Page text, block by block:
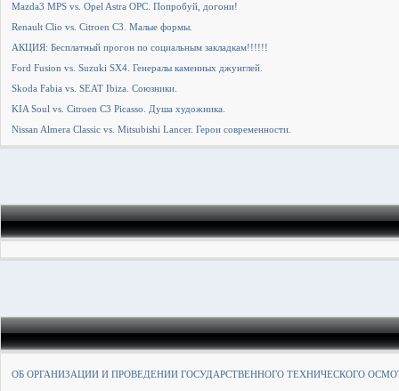
Mazda3 MPS vs. Opel Astra OPC. Попробуй, догони!
Renault Clio vs. Citroen C3. Малые формы.
АКЦИЯ: Бесплатный прогон по социальным закладкам!!!!!!
Ford Fusion vs. Suzuki SX4. Генералы каменных джунглей.
Skoda Fabia vs. SEAT Ibiza. Союзники.
KIA Soul vs. Citroen C3 Picasso. Душа художника.
Nissan Almera Classic vs. Mitsubishi Lancer. Герои современности.
ОБ ОРГАНИЗАЦИИ И ПРОВЕДЕНИИ ГОСУДАРСТВЕННОГО ТЕХНИЧЕСКОГО